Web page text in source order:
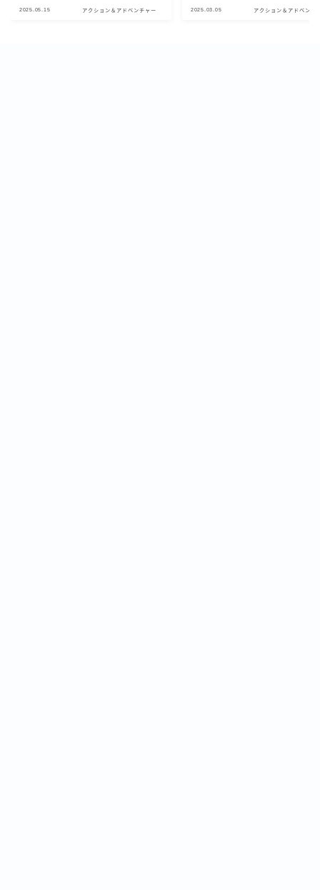
2025.05.15 アクション＆アドベンチャー 2025.03.05 アクション＆アドベンチ